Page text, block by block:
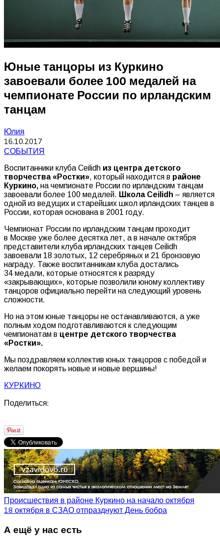
Юные танцоры из Куркино
завоевали более 100 медалей на
чемпионате России по ирландским
танцам
Юлия
16.10.2017
СОБЫТИЯ
Воспитанники клуба Ceilidh из центра детского
творчества «Ростки», который находится в районе
Куркино, на чемпионате России по ирландским танцам
завоевали более 100 медалей. Школа Ceilidh – является
одной из ведущих и старейших школ ирландских танцев в
России, которая основана в 2001 году.
Чемпионат России по ирландским танцам проходит
в Москве уже более десятка лет, а в начале октября
представители клуба ирландских танцев Ceilidh
завоевали 18 золотых, 12 серебряных и 21 бронзовую
награду. Также воспитанникам клуба достались
34 медали, которые относятся к разряду
«закрывающих», которые позволили юному коллективу
танцоров официально перейти на следующий уровень
сложности.
Но на этом юные танцоры не останавливаются, а уже
полным ходом подготавливаются к следующим
чемпионатам в центре детского творчества
«Ростки».
Мы поздравляем коллектив юных танцоров с победой и
желаем покорять новые и новые вершины!
КУРКИНО
Поделиться:
Происшествия в районе Куркино на начало октября
18 октября в СЗАО отпразднуют День бобра
А ещё у нас есть